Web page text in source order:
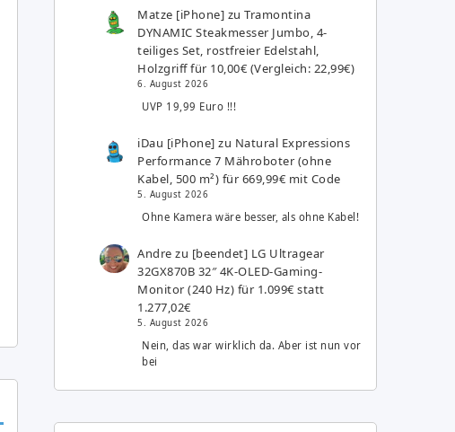
Matze [iPhone] zuTramontina
DYNAMIC Steakmesser Jumbo, 4-
teiliges Set, rostfreier Edelstahl,
Holzgriff für 10,00€ (Vergleich: 22,99€)
6. August 2026
UVP 19,99 Euro !!!
iDau [iPhone] zu Natural Expressions
Performance 7 Mähroboter (ohne
Kabel, 500 m²) für 669,99€ mit Code
5. August 2026
Ohne Kamera wäre besser, als ohne Kabel!
Andre zu [beendet] LG Ultragear
32GX870B 32″ 4K-OLED-Gaming-
Monitor (240 Hz) für 1.099€ statt
1.277,02€
5. August 2026
Nein, das war wirklich da. Aber ist nun vor
bei